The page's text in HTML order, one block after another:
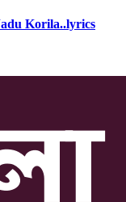
Ki Jadu Korila..lyrics